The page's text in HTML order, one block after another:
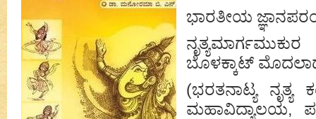
ಭಾರತೀಯ
ಬೊಳಕ್ಕಾಟ್
(ಭರತನಾಟ್ಯ
ಮಹಾವಿದ್ಯಾಲಯ,